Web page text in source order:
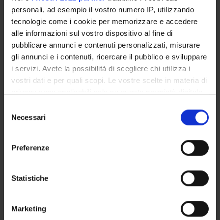
personali, ad esempio il vostro numero IP, utilizzando
tecnologie come i cookie per memorizzare e accedere
alle informazioni sul vostro dispositivo al fine di
pubblicare annunci e contenuti personalizzati, misurare
gli annunci e i contenuti, ricercare il pubblico e sviluppare
i servizi. Avete la possibilità di scegliere chi utilizza i
vostri dati e per quali scopi. Le vostre scelte in materia di
modificare o revocare il proprio consenso in qualsiasi
momento dalla Dichiarazione sui cookie o facendo clic
raccogliere informazioni sulla tua posizione
geografica, con un'approssimazione di qualche
Identificare il tuo dispositivo, scansionandolo
delNecessari
Preferenze
Statistiche
Marketing
Seminars related to the course
To show the organization of the course that includes this
module, follow this link
Course organization
LESSON TIMETABLE
Go to lesson schedule
Courses
Lesson timetable
Notices